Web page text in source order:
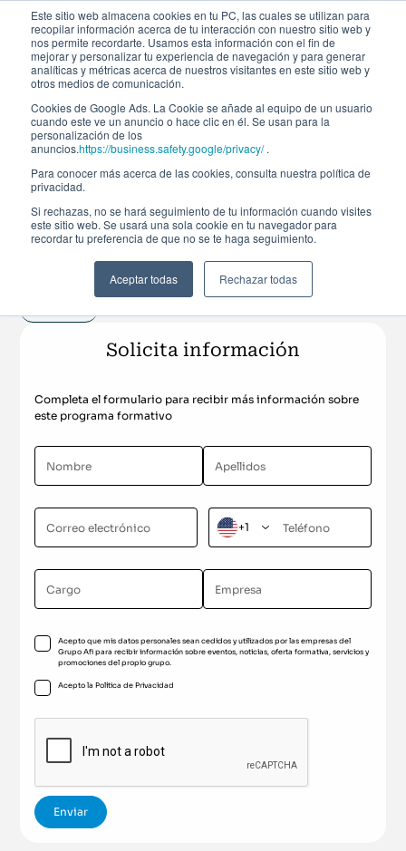
Este sitio web almacena cookies en tu PC, las cuales se utilizan para
recopilar información acerca de tu interacción con nuestro sitio web y
nos permite recordarte. Usamos esta información con el fin de
mejorar y personalizar tu experiencia de navegación y para generar
analíticas y métricas acerca de nuestros visitantes en este sitio web y
otros medios de comunicación.
Cookies de Google Ads. La Cookie se añade al equipo de un usuario
cuando este ve un anuncio o hace clic en él. Se usan para la
personalización de los
anuncios.https://business.safety.google/privacy/.
Para conocer más acerca de las cookies, consulta nuestra política de
privacidad.
Si rechazas, no se hará seguimiento de tu información cuando visites
este sitio web. Se usará una sola cookie en tu navegador para
recordar tu preferencia de que no se te haga seguimiento.
Aceptar todas Rechazar todas
Curso de especialización
Project Management
Próxima realización
Solicita información
Completa el formulario para recibir más información sobre
este programa formativo
+1
Acepto que mis datos personales sean cedidos y utilizados por las empresas del
Grupo Afi para recibir información sobre eventos, noticias, oferta formativa, servicios y
promociones del propio grupo.
Acepto laPolítica de Privacidad